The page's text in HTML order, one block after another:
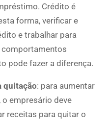
Crédito é
forma, verificar e
e trabalhar para
comportamentos
pode fazer a diferença.
quitação: para aumentar
o empresário deve
receitas para quitar o